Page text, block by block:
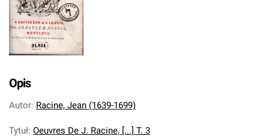
Opis
Autor: Racine, Jean (1639-1699)
Tytuł: Oeuvres De J. Racine, [...] T. 3